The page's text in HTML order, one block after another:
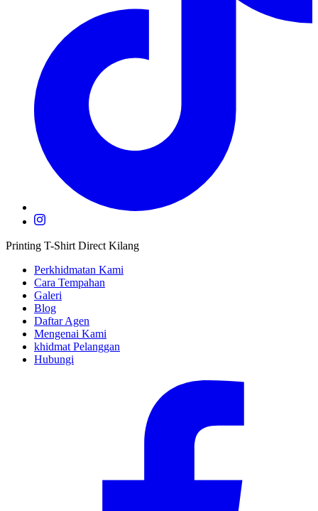
Printing T-Shirt Direct Kilang
Perkhidmatan Kami
Cara Tempahan
Galeri
Blog
Daftar Agen
Mengenai Kami
khidmat Pelanggan
Hubungi